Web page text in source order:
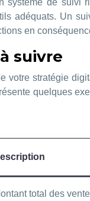
de
adéquats. Un
en
suivre
votre stratégie
quelques
total des